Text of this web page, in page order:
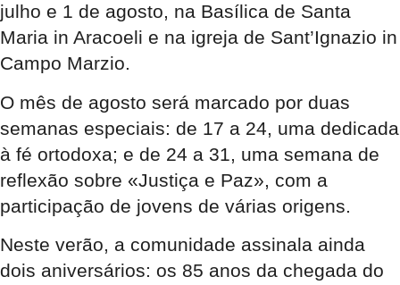
julho e 1 de agosto, na Basílica de Santa
Maria in Aracoeli e na igreja de Sant’Ignazio in
Campo Marzio.
O mês de agosto será marcado por duas
semanas especiais: de 17 a 24, uma dedicada
à fé ortodoxa; e de 24 a 31, uma semana de
reflexão sobre «Justiça e Paz», com a
participação de jovens de várias origens.
Neste verão, a comunidade assinala ainda
dois aniversários: os 85 anos da chegada do